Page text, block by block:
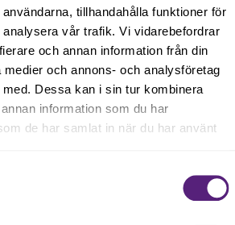
tillhandahålla funktioner för
vår trafik. Vi vidarebefordrar
och annan information från din
medier och annons- och analysföretag
Dessa kan i sin tur kombinera
information som du har
de har samlat in när du har använt
Otto Magnusson
Samhällsplanering och etablering på